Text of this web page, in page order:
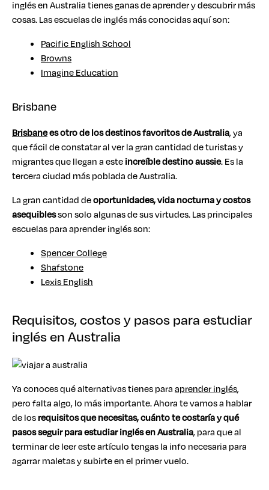
inglés en Australia tienes ganas de aprender y descubrir más
cosas. Las escuelas de inglés más conocidas aquí son:
Pacific English School
Browns
Imagine Education
Brisbane
Brisbanees otro de los destinos favoritos de Australia, ya
que fácil de constatar al ver la gran cantidad de turistas y
migrantes que llegan a esteincreíble destino aussie. Es la
tercera ciudad más poblada de Australia.
La gran cantidad deoportunidades, vida nocturna y costos
asequiblesson solo algunas de sus virtudes. Las principales
escuelas para aprender inglés son:
Spencer College
Shafstone
Lexis English
Requisitos, costos y pasos para estudiar
inglés en Australia
Ya conoces qué alternativas tienes paraaprender inglés,
pero falta algo, lo más importante. Ahora te vamos a hablar
de losrequisitos que necesitas, cuánto te costaría y qué
pasos seguir para estudiar inglés en Australia, para que al
terminar de leer este artículo tengas la info necesaria para
agarrar maletas y subirte en el primer vuelo.